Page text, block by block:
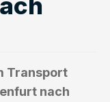
Transport
nach